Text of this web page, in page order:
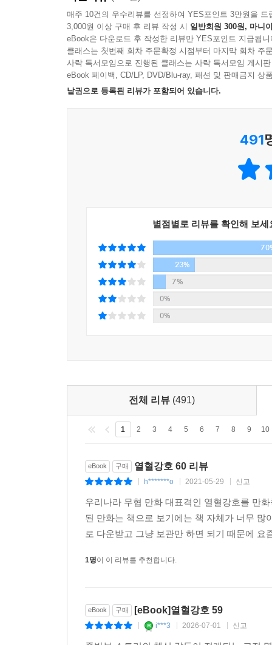
매주 10건의 우수리뷰를 선정하여 YES포인트 3만원을 드
3,000원 이상 구매 후 리뷰 작성 시 일반회원 300원, 마니
eBook은 다운로드 후 작성한 리뷰만 YES포인트 지급됩니
클래스는 첫번째 회차 주문확정 시점부터 마지막 회차 주
사락 독서모임으로 진행된 클래스는 사락 독서모임 게시
eBook 페이백, CD/LP, DVD/Blu-ray, 패션 및 판매금지 상
낱권으로 등록된 리뷰가 포함되어 있습니다.
491
별점별로 리뷰를 확인해 보세
23%
7%
0%
0%
전체 리뷰 (491)
1 2 3 4 5 6 7 8 9 10
eBook 구매 열혈강호 60 리뷰
h*******o 2021-05-29 신고
우리나라 무협 만화 대표격인 열혈강호를 만
된 만화는 책으로 보기에는 책 자체가 너무
로 다운받고 그냥 보관만 하면 되기 때문에
1명이 이 리뷰를 추천합니다.
eBook 구매 [eBook]열혈강호 59
i***3 2026-07-01 신고